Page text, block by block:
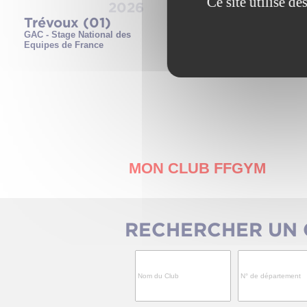
Trévoux (01)
GAC - Stage National des
Equipes de France
MON CLUB FFGYM
RECHERCHER UN